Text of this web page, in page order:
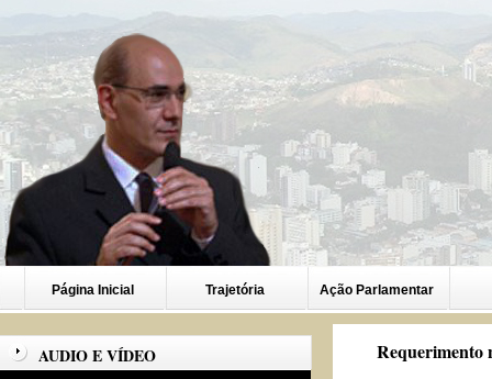
Página Inicial Trajetória Ação Parlamentar
AUDIO E VÍDEO Requerimento